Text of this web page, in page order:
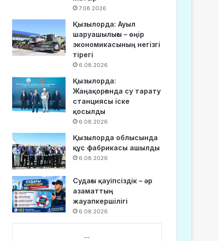
7.08.2026
Қызылорда: Ауыл
шаруашылығы – өңір
экономикасының негізгі
тірегі
6.08.2026
Қызылорда:
Жаңақорғанда су тарату
станциясы іске
қосылды
6.08.2026
Қызылорда облысында
құс фабрикасы ашылды
6.08.2026
Судағы қауіпсіздік – әр
азаматтың
жауапкершілігі
6.08.2026
...